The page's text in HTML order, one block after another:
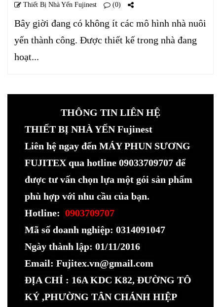
Thiết Bị Nhà Yến Fujinest (0)
Bây giời đang có không ít các mô hình nhà nuôi
yến thành công. Được thiết kế trong nhà đang
hoạt...
THÔNG TIN LIÊN HỆ
THIẾT BỊ NHÀ YẾN Fujinest
Liên hệ ngay đến MÁY PHUN SƯƠNG
FUJITEX qua hotline 09033709707 để
được tư vấn chọn lựa một gói sản phẩm
phù hợp với nhu cầu của bạn.
Hotline: 0903709707
Mã số doanh nghiệp: 0314091047
Ngày thành lập: 01/11/2016
Email: Fujitex.vn@gmail.com
ĐỊA CHỈ : 16A KDC K82, ĐƯỜNG TÔ
KÝ ,PHƯỜNG TÂN CHÁNH HIỆP